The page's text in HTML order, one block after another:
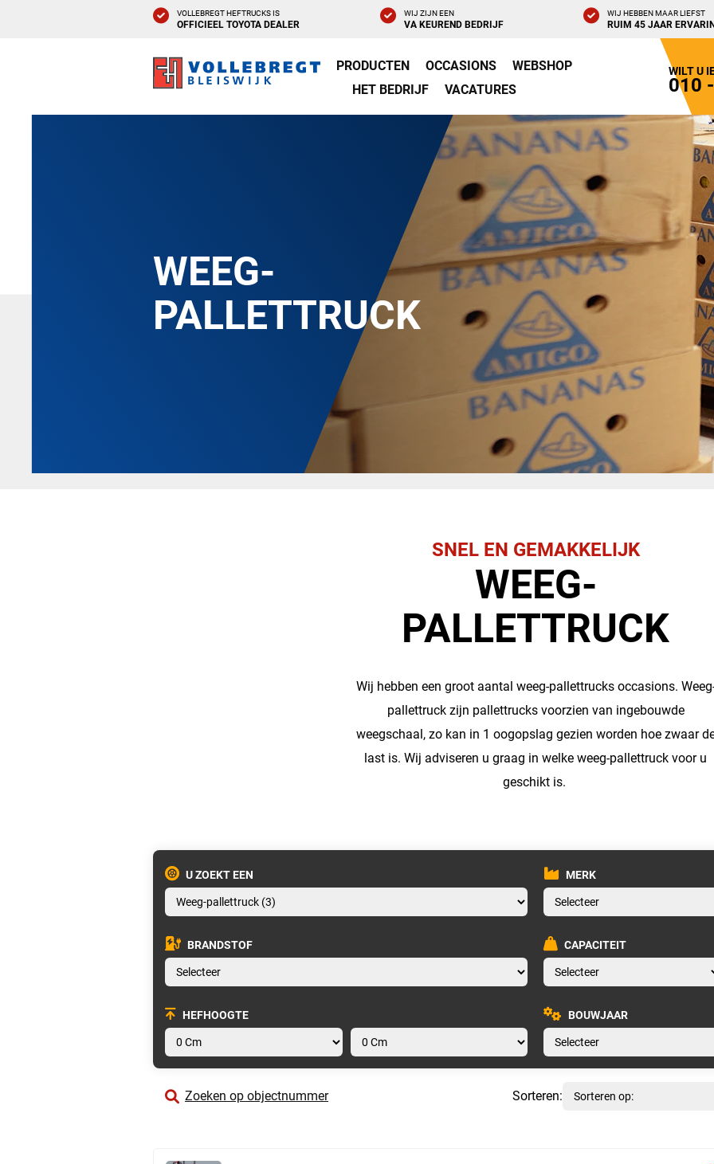
VOLLEBREGT HEFTRUCKS IS
OFFICIEEL TOYOTA DEALER
WIJ ZIJN EEN
VA KEUREND BEDRIJF
WIJ HEBBEN MAAR LIEFST
RUIM 45 JAAR
PRODUCTEN OCCASIONS
WEBSHOP
HET BEDRIJF
VACATURES
WILT U
010
WEEG-
PALLETTRUCK
SNEL EN GEMAKKELIJK
WEEG-
PALLETTRUCK
Wij hebben een groot aantal weeg-pallettrucks occasions.
pallettruck zijn pallettrucks voorzien van ingebouwde
weegschaal, zo kan in 1 oogopslag gezien worden hoe zwaar
last is. Wij adviseren u graag in welke weeg-pallettruck voor u
geschikt is.
U ZOEKT EEN MERK
BRANDSTOF CAPACITEIT
HEFHOOGTE BOUWJAAR
Zoeken op objectnummer Sorteren: